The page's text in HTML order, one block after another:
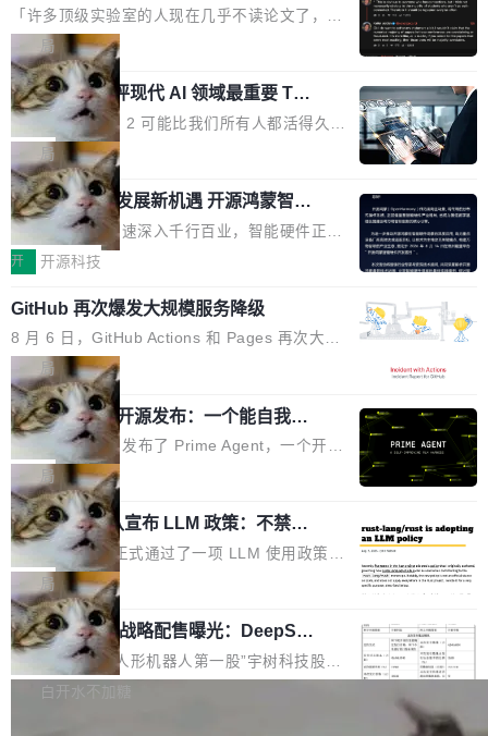
了
「许多顶级实验室的人现在几乎不读论文了，而
且他们认为 ICLR/ICML/NeurIPS 充斥着大量过
度宣传和欺诈。」 OpenAI 研究员 Keller Jorda
n 这条推文引发了广泛讨论。他不是在说风凉
话，他是说出了一个圈内人尽皆知但很少公开捅
破的事实。 Jordan 随后补充了一句软化声明：
「我不认为这些会议上大部分论文都在过度宣传
或造假。问题是，作为读者，如果你筛选出那些
看起来最令人兴奋的论文，那它们大部分都是过
度宣传的。」 这才是真正的痛点。不是所有论文
都有问题，是最吸引眼球的那批论文最有问题。
他引用的帖子来自 Mathew Shen，一位 ICLR 2
026 的读者：「看了篇 ...
局
xAI 前工程师评现代 AI 领域最重要 Top
3 开源项目
Flash Attention 2 可能比我们所有人都活得久。
这句话不是来自某个技术博客，而是出自 Hieu
Pham 的一条推文。Hieu Pham 是谁？他是 xAI
的早期工程师之一，在 Grok 训练基础设施团队
工作过。近日他在 X 上发了一条帖子，列出了他
认为现代 AI 领域最重要的三个开源项目。 第一
个名字毫无悬念：Flash Attention 2。 Hieu 的
理由很具体。FA 系列不需要解释，但 FA2 是他
认为最重要的一个——复杂度恰到好处，刚好能
驱动你去学 CuTe，但还没被那些"邪恶的" Hopp
er++ 优化所淹没，足够容易修改和适配。 更关
键的是 FA2 的持久性...
局
共商智能硬件发展新机遇 开源鸿蒙智能
硬件开发者日杭州站即将举行
随着万物智联加速深入千行百业，智能硬件正从
单点设备迈向智能化、网联化、协同化发展。作
鸿蒙通过统一技术底座和分布式能力，为不同类
型智能设备的开发、连接与互联提供关键支撑，
也为产业链企业探索产品创新与商业增长打开新
的空间。 8月14日，开源鸿蒙智能硬件开发者日
（OHDD：OpenHarmony Hardware Develope
r Day）将在杭州启航。活动面向智能硬件产业
链企业和开发者，邀请行业专家与资深技术顾
问，围绕开源鸿蒙技术能力、设备适配、芯片适
配、功耗与稳定性调优、兼容性测评及统一互联
等内容展开系统讲解和实战交流，帮助企业进一
步了解开源鸿蒙在智能...
开 开源科技
GitHub 再次爆发大规模服务降级
8 月 6 日，GitHub Actions 和 Pages 再次大规
模服务降级，Actions 完全不可用超过 5 小时，
webhook 停发，连自托管 runner 也因调度层故
障无法工作。Pages、Copilot code review、C
opilot coding agent 全部受影响。从检测到完全
恢复，大约 12 小时。 这是 2026 年 8 月的第六
起事故，其中四起与 AI/Copilot 服务相关。 Git
Hub 员工 kdaigle 在 HN 讨论中贴出了一组数
据：2025 年全年 10 亿次 commit。现在，每周
2.75 亿次，全年预计 140 亿次。GitHub...
局
Prime Agent 开源发布：一个能自我改
进的编程 Agent，ARC-AGI 3 超越人类
专家基线
Prime Intellect 发布了 Prime Agent，一个开源
的编程 Agent Harness，核心设计围绕两个抽
象：Recursive Language Model（RLM）和 C
ontinual Harness。在 ARC-AGI 3 基准测试
上，Prime Agent + Opus 5 的组合达到了 95.
5% RHAE Best@1，超过了 ARC 报告的人类专
家基线 95.4%。 不是又一个 coding agent 包装
器 Prime Agent 的架构和市面上大多数 coding
agent 有本质区别。大多数 agent harness 的设
计是基于早期模型的能力—...
局
Rust 项目团队宣布 LLM 政策：不禁
止，但你要承认哪些代码不是你写的
Rust 语言项目正式通过了一项 LLM 使用政策，
覆盖 rust-lang/rust 单一仓库的代码贡献。这不
是项目级别的官方立场，目前由五个团队采纳，
但它可能是主流开源项目中关于 AI 辅助贡献最
细致的一份规则。 政策的核心只有一句话：LLM
可以用来分析、提炼、审阅、建议，但不能用来
局
宇树科技 IPO 战略配售曝光：DeepSe
ek 获配 93.3 万股，锁定 36 个月
8月6日晚间，“人形机器人第一股”宇树科技股份
有限公司披露IPO发行价格及战略配售结果，杭
白开水不加糖